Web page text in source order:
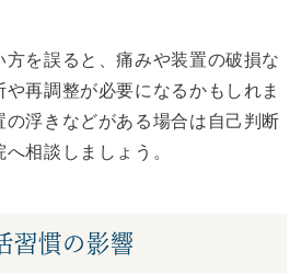
方を誤ると、痛みや装置の破損な
再調整が必要になるかもしれま
浮きなどがある場合は自己判断
相談しましょう。
習慣の影響